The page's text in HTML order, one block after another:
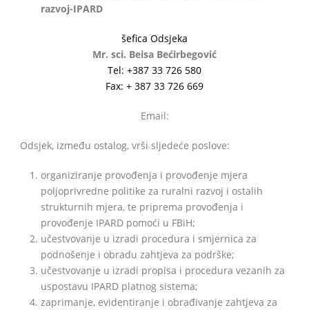
razvoj-IPARD
šefica Odsjeka
Mr. sci. Beisa Bećirbegović
Tel: +387 33 726 580
Fax: + 387 33 726 669
Email:
Odsjek, između ostalog, vrši sljedeće poslove:
organiziranje provođenja i provođenje mjera
poljoprivredne politike za ruralni razvoj i ostalih
strukturnih mjera, te priprema provođenja i
provođenje IPARD pomoći u FBiH;
učestvovanje u izradi procedura i smjernica za
podnošenje i obradu zahtjeva za podrške;
učestvovanje u izradi propisa i procedura vezanih za
uspostavu IPARD platnog sistema;
zaprimanje, evidentiranje i obrađivanje zahtjeva za